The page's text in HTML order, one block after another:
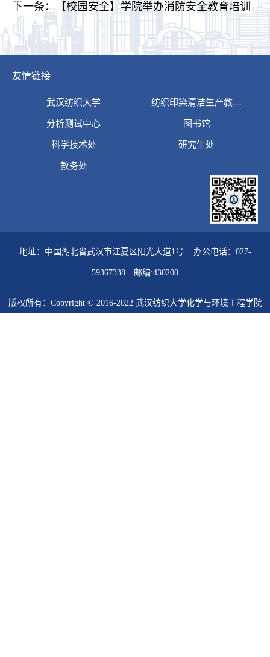
下一条： 【校园安全】学院举办消防安全教育培训
友情链接
武汉纺织大学 纺织印染清洁生产教…
分析测试中心 图书馆
科学技术处 研究生处
教务处
地址：中国湖北省武汉市江夏区阳光大道1号 办公电话：027-
59367338 邮编:430200
版权所有：Copyright © 2016-2022 武汉纺织大学化学与环境工程学院